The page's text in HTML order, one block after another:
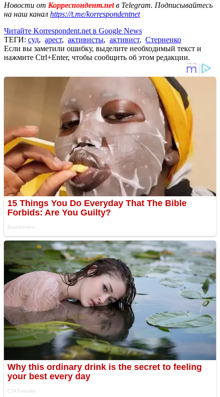
Новости от Корреспондент.netв Telegram. Подписывайтесь
на наш канал https://t.me/korrespondentnet
Читайте Korrespondent.net в Google News
ТЕГИ: суд, арест, активисты, активист, Стерненко
Если вы заметили ошибку, выделите необходимый текст и
нажмите Ctrl+Enter, чтобы сообщить об этом редакции.